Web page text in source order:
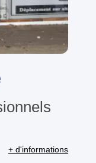
+ d'informations